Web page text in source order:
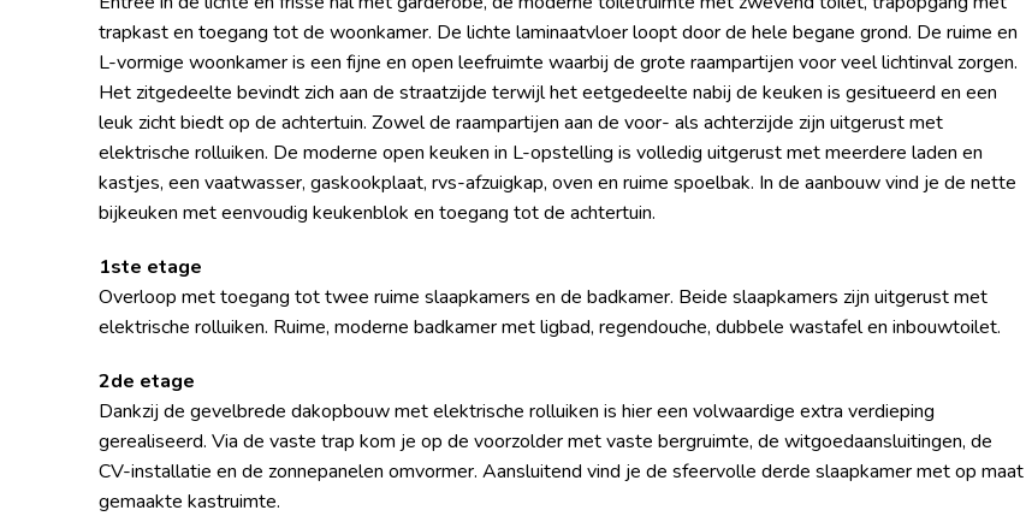
trapkast en toegang tot de woonkamer. De lichte laminaatvloer loopt door de hele begane grond. De ruime en
L-vormige woonkamer is een fijne en open leefruimte waarbij de grote raampartijen voor veel lichtinval zorgen.
Het zitgedeelte bevindt zich aan de straatzijde terwijl het eetgedeelte nabij de keuken is gesitueerd en een
leuk zicht biedt op de achtertuin. Zowel de raampartijen aan de voor- als achterzijde zijn uitgerust met
elektrische rolluiken. De moderne open keuken in L-opstelling is volledig uitgerust met meerdere laden en
kastjes, een vaatwasser, gaskookplaat, rvs-afzuigkap, oven en ruime spoelbak. In de aanbouw vind je de nette
bijkeuken met eenvoudig keukenblok en toegang tot de achtertuin.
1ste etage
Overloop met toegang tot twee ruime slaapkamers en de badkamer. Beide slaapkamers zijn uitgerust met
elektrische rolluiken. Ruime, moderne badkamer met ligbad, regendouche, dubbele wastafel en inbouwtoilet.
2de etage
Dankzij de gevelbrede dakopbouw met elektrische rolluiken is hier een volwaardige extra verdieping
gerealiseerd. Via de vaste trap kom je op de voorzolder met vaste bergruimte, de witgoedaansluitingen, de
CV-installatie en de zonnepanelen omvormer. Aansluitend vind je de sfeervolle derde slaapkamer met op maat
gemaakte kastruimte.